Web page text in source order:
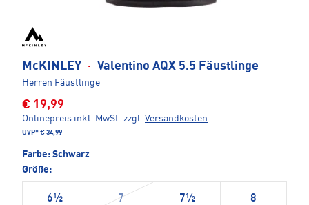
McKINLEY · Valentino AQX 5.5 Fäustlinge
Herren Fäustlinge
€ 19,99
Onlinepreis inkl. MwSt. zzgl. Versandkosten
UVP* € 34,99
Farbe: Schwarz
Größe:
6½ 7 7½ 8